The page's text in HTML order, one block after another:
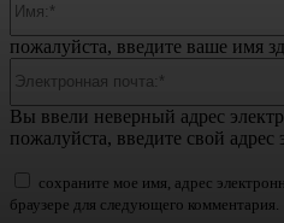
пожалуйста, введите ваше имя
Вы ввели неверный адрес
пожалуйста, введите свой адрес
сохраните мое имя, адрес
браузере для следующего комментария.